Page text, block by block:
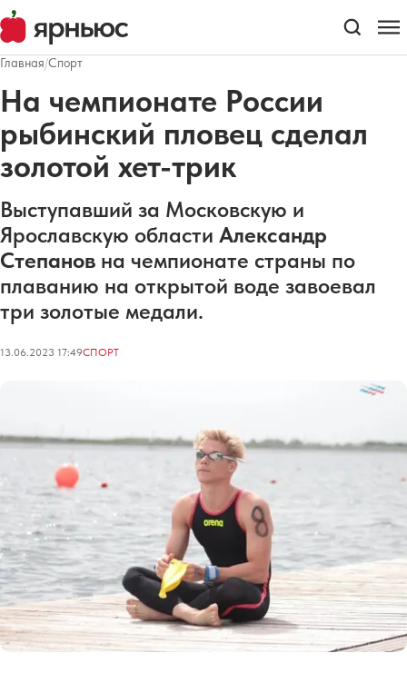
Главная/Спорт
На чемпионате России
рыбинский пловец сделал
золотой хет-трик
Выступавший за Московскую и
Ярославскую области Александр
Степанов на чемпионате страны по
плаванию на открытой воде завоевал
три золотые медали.
13.06.2023 17:49СПОРТ